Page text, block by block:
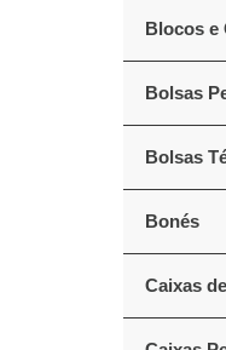
Blocos e
Bolsas
Bolsas
Bonés
Caixas